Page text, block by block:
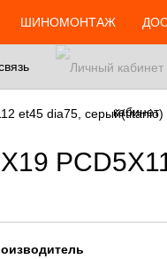
ШИНОМОНТАЖ
кабинет
et45 dia75, серый(titanio)